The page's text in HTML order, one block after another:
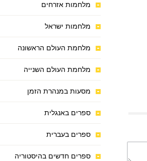
מלחמות אזרחים
מלחמות ישראל
מלחמת העולם הראשונה
מלחמת העולם השנייה
מסעות במנהרת הזמן
ספרים באנגלית
ספרים בעברית
ספרים חדשים בהיסטוריה